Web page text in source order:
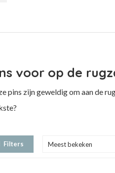
voor op de
pins zijn geweldig om aan de
Filters Meest bekeken